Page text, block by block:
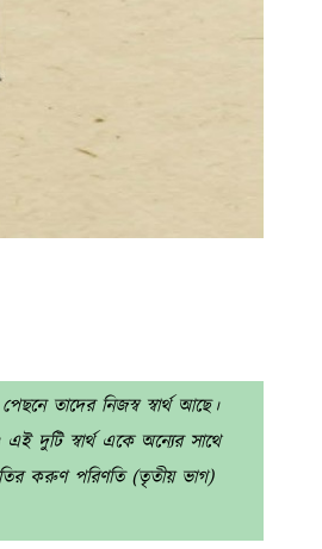
তাদের নিজস্ব স্বার্থ আছে।
এই দুটি স্বার্থ একে অন্যের সাথে
করুণ পরিণতি (তৃতীয় ভাগ)